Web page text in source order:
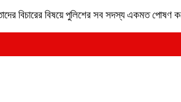
বিচারের বিষয়ে পুলিশের সব সদস্য একমত পোষণ